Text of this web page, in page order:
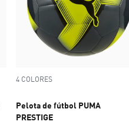
4 COLORES
Pelota de fútbol PUMA
PRESTIGE